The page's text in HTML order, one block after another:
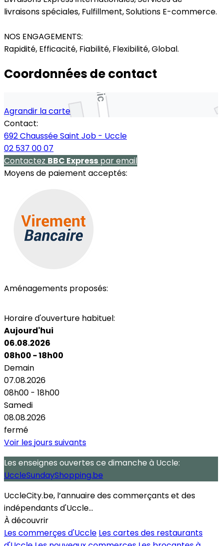
livraisons spéciales, Fulfillment, Solutions E-commerce.
NOS ENGAGEMENTS:
Rapidité, Efficacité, Fiabilité, Flexibilité, Global.
Coordonnées de contact
Agrandir la carte
Contact:
692 Chaussée Saint Job - Uccle
02 537 00 07
Contactez BBC Express par email
Moyens de paiement acceptés:
Aménagements proposés:
Horaire d'ouverture habituel:
Aujourd'hui
06.08.2026
08h00 - 18h00
Demain
07.08.2026
08h00 - 18h00
Samedi
08.08.2026
fermé
Voir les jours suivants
Les enseignes ouvertes ce dimanche à Uccle:
UccleSundayShopping.be
UccleCity.be, l’annuaire des commerçants et des
indépendants d'Uccle...
À découvrir
Les commerçes d'Uccle Les cartes des restaurants